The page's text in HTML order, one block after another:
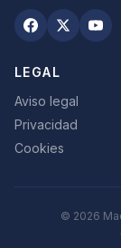
LEGAL
Aviso legal
Privacidad
Cookies
© 2026